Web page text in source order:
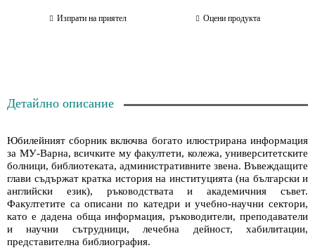
Изпрати на приятел Оцени продукта
Детайлно описание
Юбилейният сборник включва богато илюстрирана информация
за МУ-Варна, всичките му факултети, колежа, университетските
болници, библиотеката, административните звена. Въвеждащите
глави съдържат кратка история на институцията (на български и
английски език), ръководствата и академичния съвет.
Факултетите са описани по катедри и учебно-научни сектори,
като е дадена обща информация, ръководители, преподаватели
и научни сътрудници, лечебна дейност, хабилитации,
представителна библиография.